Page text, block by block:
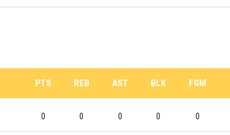
PTS REB AST BLK FGM
0 0 0 0 0